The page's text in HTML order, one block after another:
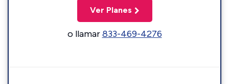
Ver Planes
o llamar833-469-4276